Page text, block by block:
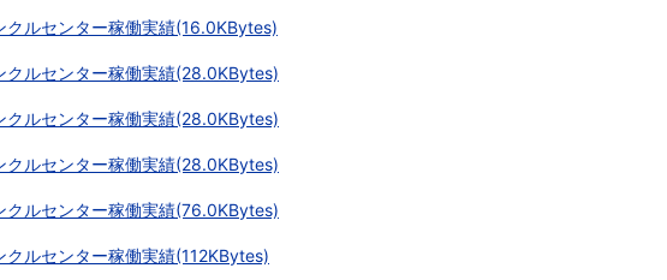
クルセンター稼働実績(16.0KBytes)
クルセンター稼働実績(28.0KBytes)
クルセンター稼働実績(28.0KBytes)
クルセンター稼働実績(28.0KBytes)
クルセンター稼働実績(76.0KBytes)
クルセンター稼働実績(112KBytes)